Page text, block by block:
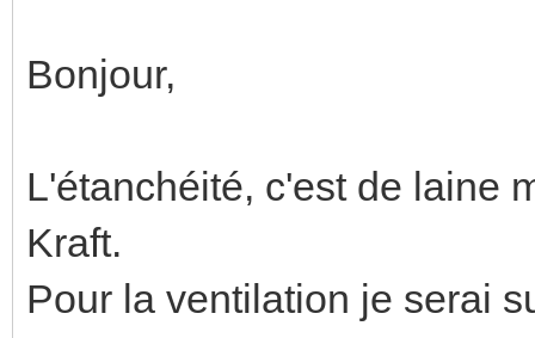
Bonjour,
L'étanchéité, c'est de laine
Kraft.
Pour la ventilation je serai